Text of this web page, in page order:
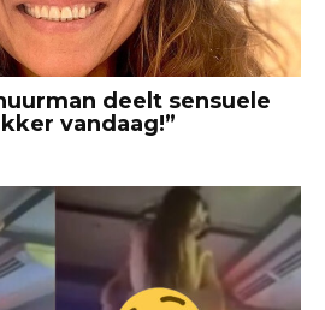
deelt sensuele
vandaag!”